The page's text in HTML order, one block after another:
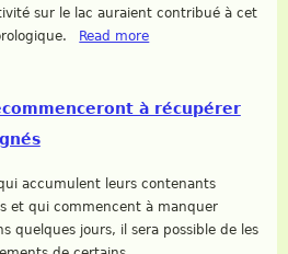
sur le lac auraient contribué à cet
Read more
à récupérer
accumulent leurs contenants
et qui commencent à manquer
quelques jours, il sera possible de les